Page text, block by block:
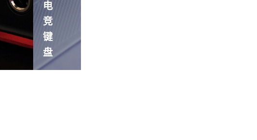
电
竞
键
盘